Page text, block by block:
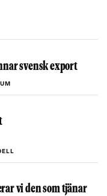
svensk export
vi den som tjänar